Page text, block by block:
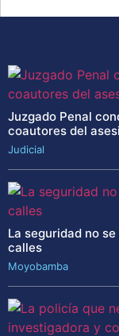
Juzgado Penal
coautores del
Judicial
La seguridad no
calles
Moyobamba